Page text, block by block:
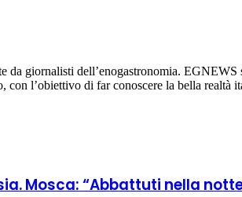
giornalisti dell’enogastronomia.
con l’obiettivo di far conoscere la bella realtà
Mosca: “Abbattuti nella